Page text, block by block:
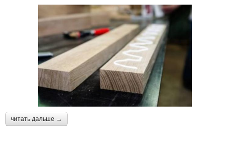
читать дальше →